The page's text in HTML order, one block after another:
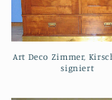
Art Deco Zimmer,
signiert